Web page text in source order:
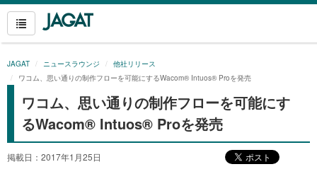
JAGAT ニュースラウンジ
他社リリース
ワコム、思い通りの制作フローを可能にするWacom® Intuos® Proを発売
ワコム、思い通りの制作フローを可能にす
るWacom® Intuos® Proを発売
掲載日：2017年1月25日